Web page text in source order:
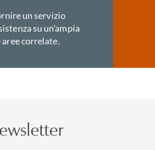
un servizio
su un'ampia
correlate.